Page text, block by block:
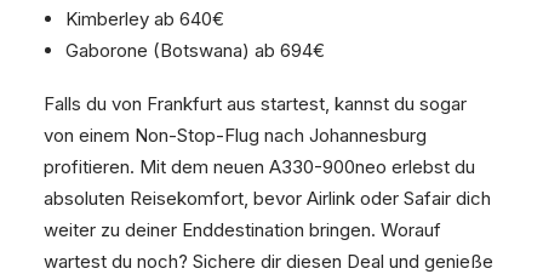
Kimberley ab 640€
Gaborone (Botswana) ab 694€
Falls du von Frankfurt aus startest, kannst du sogar
von einem Non-Stop-Flug nach Johannesburg
profitieren. Mit dem neuen A330-900neo erlebst du
absoluten Reisekomfort, bevor Airlink oder Safair dich
weiter zu deiner Enddestination bringen. Worauf
wartest du noch? Sichere dir diesen Deal und genieße